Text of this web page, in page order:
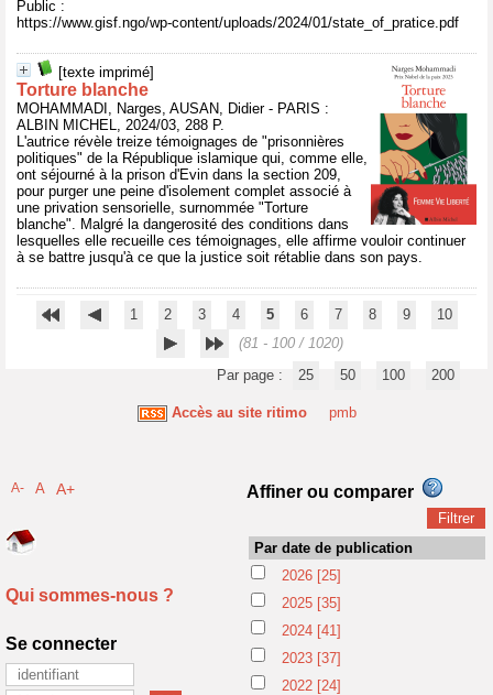
Public :
https://www.gisf.ngo/wp-content/uploads/2024/01/state_of_pratice.pdf
[texte imprimé]
Torture blanche
MOHAMMADI, Narges, AUSAN, Didier - PARIS :
ALBIN MICHEL, 2024/03, 288 P.
L'autrice révèle treize témoignages de "prisonnières
politiques" de la République islamique qui, comme elle,
ont séjourné à la prison d'Evin dans la section 209,
pour purger une peine d'isolement complet associé à
une privation sensorielle, surnommée "Torture
blanche". Malgré la dangerosité des conditions dans
lesquelles elle recueille ces témoignages, elle affirme vouloir continuer
à se battre jusqu'à ce que la justice soit rétablie dans son pays.
1 2 3 4 5 6 7 8 9
10
(81 - 100 / 1020)
Par page :
25 50 100 200
Accès au site ritimo pmb
A- A A+
Qui sommes-nous ?
Se connecter
Affiner ou comparer
Par date de publication
2026 [25]
2025 [35]
2024 [41]
2023 [37]
2022 [24]